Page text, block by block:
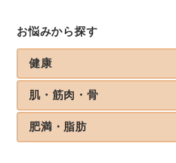
お悩みから探す
健康
肌・筋肉・骨
肥満・脂肪